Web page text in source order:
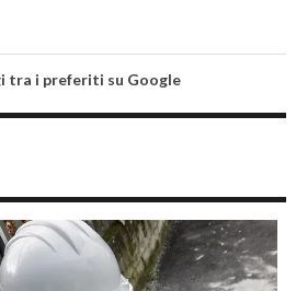
tra i preferiti su Google